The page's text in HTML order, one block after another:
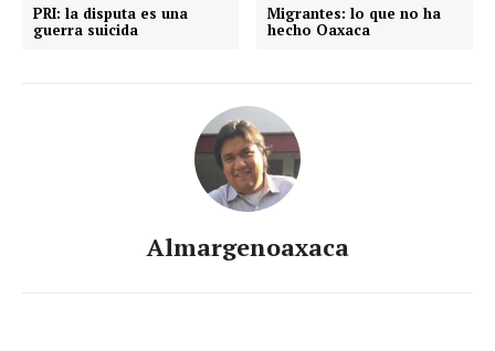
PRI: la disputa es una
guerra suicida
Migrantes: lo que no ha
hecho Oaxaca
Almargenoaxaca